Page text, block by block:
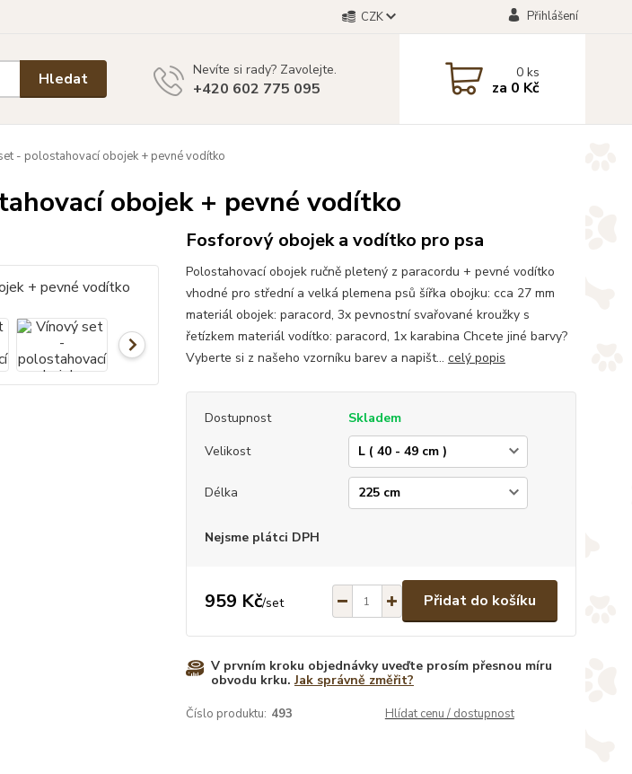
CZK Přihlášení
Hledat Nevíte si rady? Zavolejte.
+420 602 775 095
0ks
za 0 Kč
- polostahovací obojek + pevné vodítko
obojek + pevné vodítko
Fosforový obojek a vodítko pro psa
Polostahovací obojek ručně pletený z paracordu + pevné vodítko
vhodné pro střední a velká plemena psů šířka obojku: cca 27 mm
materiál obojek: paracord, 3x pevnostní svařované kroužky s
řetízkem materiál vodítko: paracord, 1x karabina Chcete jiné barvy?
Vyberte si z našeho vzorníku barev a napišt... celý popis
Dostupnost
Skladem
Velikost
Délka
Nejsme plátci DPH
959 Kč/set Přidat do košíku
V prvním kroku objednávky uveďte prosím přesnou míru
obvodu krku.Jak správně změřit?
Číslo produktu: 493 Hlídat cenu / dostupnost